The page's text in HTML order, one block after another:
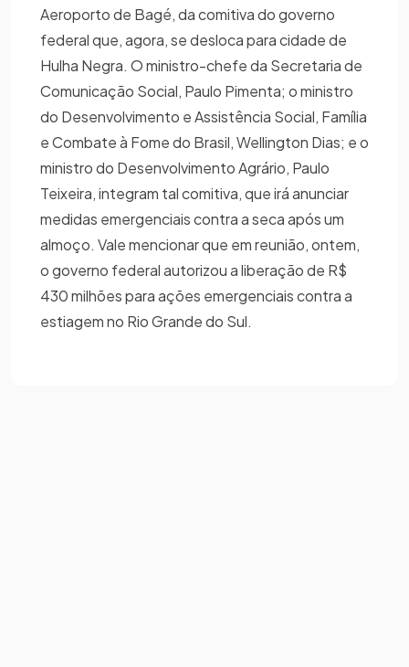
Aeroporto de Bagé, da comitiva do governo
federal que, agora, se desloca para cidade de
Hulha Negra. O ministro-chefe da Secretaria de
Comunicação Social, Paulo Pimenta; o ministro
do Desenvolvimento e Assistência Social, Família
e Combate à Fome do Brasil, Wellington Dias; e o
ministro do Desenvolvimento Agrário, Paulo
Teixeira, integram tal comitiva, que irá anunciar
medidas emergenciais contra a seca após um
almoço. Vale mencionar que em reunião, ontem,
o governo federal autorizou a liberação de R$
430 milhões para ações emergenciais contra a
estiagem no Rio Grande do Sul.